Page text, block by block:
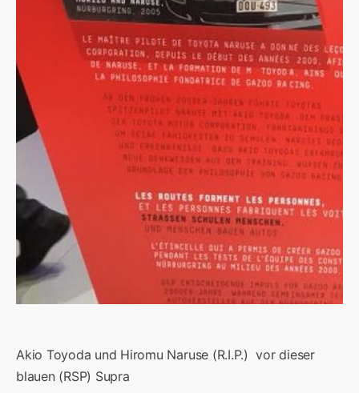
Akio Toyoda und Hiromu Naruse (R.I.P.) vor dieser
blauen (RSP) Supra